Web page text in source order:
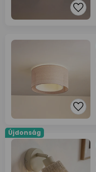
Újdonság